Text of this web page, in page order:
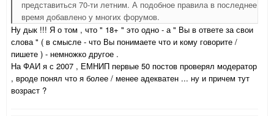
представиться 70-ти летним. А подобное правила в последнее
время добавлено у многих форумов.
Ну дык !!! Я о том , что " 18+ " это одно - а " Вы в ответе за свои
слова " ( в смысле - что Вы понимаете что и кому говорите /
пишете ) - немножко другое .
На ФАИ я с 2007 , ЕМНИП первые 50 постов проверял модератор
, вроде понял что я более / менее адекватен ... ну и причем тут
возраст ?